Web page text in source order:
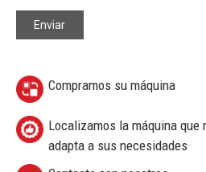
Compramos su máquina
Localizamos la máquina que
adapta a sus necesidades